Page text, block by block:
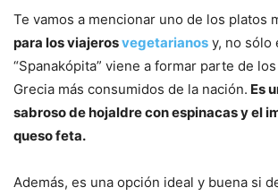
Te vamos a mencionar uno de los platos
para los viajerosvegetarianos y, no sólo
“Spanakópita” viene a formar parte de
Grecia más consumidos de la nación. Es
sabroso de hojaldre con espinacas y el
queso feta.
Además, es una opción ideal y buena si